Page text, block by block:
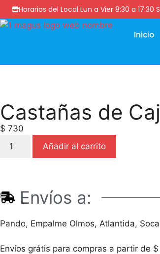
Horarios del Local Lun a Vier 8:30 a
Inicio
Castañas de
$ 730
Añadir al carrito
Envíos a:
Pando, Empalme Olmos, Atlantida,
Envíos grátis para compras a partir de $